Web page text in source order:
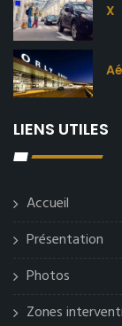
X
LIENS UTILES
Accueil
Présentation
Photos
Zones